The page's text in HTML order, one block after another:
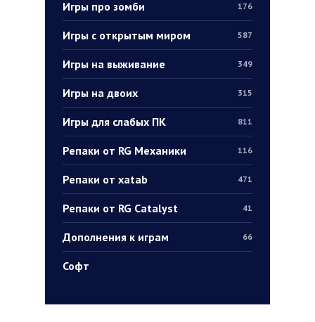
Игры про зомби 176
Игры с открытым миром 587
Игры на выживание 349
Игры на двоих 315
Игры для слабых ПК 811
Репаки от RG Механики 116
Репаки от xatab 471
Репаки от RG Catalyst 41
Дополнения к играм 66
Софт